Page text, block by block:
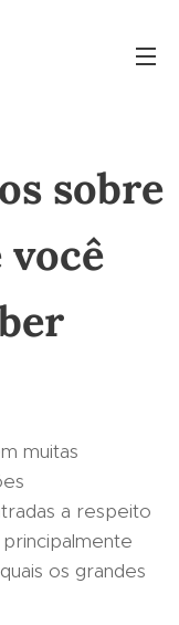
sobre
muitas
a respeito
principalmente
os grandes